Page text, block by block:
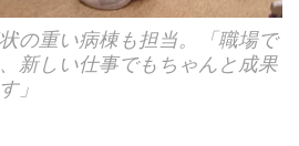
の重い病棟も担当。「職場で
新しい仕事でもちゃんと成果
」